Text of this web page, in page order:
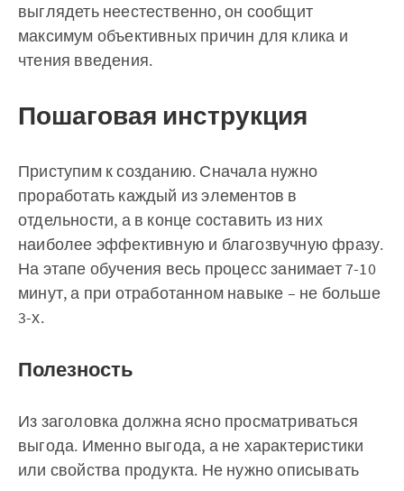
выглядеть неестественно, он сообщит
максимум объективных причин для клика и
чтения введения.
Пошаговая инструкция
Приступим к созданию. Сначала нужно
проработать каждый из элементов в
отдельности, а в конце составить из них
наиболее эффективную и благозвучную фразу.
На этапе обучения весь процесс занимает 7-10
минут, а при отработанном навыке – не больше
3-х.
Полезность
Из заголовка должна ясно просматриваться
выгода. Именно выгода, а не характеристики
или свойства продукта. Не нужно описывать